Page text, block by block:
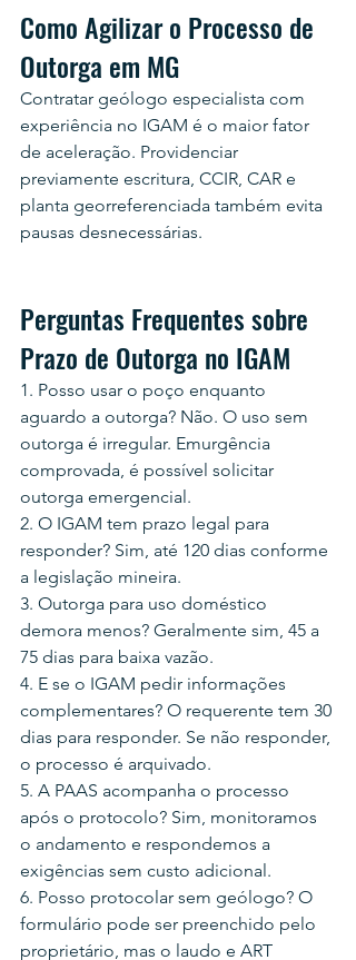
Como Agilizar o Processo de
Outorga em MG
Contratar geólogo especialista com
experiência no IGAM é o maior fator
de aceleração. Providenciar
previamente escritura, CCIR, CAR e
planta georreferenciada também evita
pausas desnecessárias.
Perguntas Frequentes sobre
Prazo de Outorga no IGAM
1. Posso usar o poço enquanto
aguardo a outorga? Não. O uso sem
outorga é irregular. Emurgência
comprovada, é possível solicitar
outorga emergencial.
2. O IGAM tem prazo legal para
responder? Sim, até 120 dias conforme
a legislação mineira.
3. Outorga para uso doméstico
demora menos? Geralmente sim, 45 a
75 dias para baixa vazão.
4. E se o IGAM pedir informações
complementares? O requerente tem 30
dias para responder. Se não responder,
o processo é arquivado.
5. A PAAS acompanha o processo
após o protocolo? Sim, monitoramos
o andamento e respondemos a
exigências sem custo adicional.
6. Posso protocolar sem geólogo? O
formulário pode ser preenchido pelo
proprietário, mas o laudo e ART